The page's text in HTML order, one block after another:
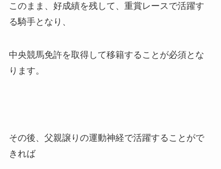
このまま、好成績を残して、重賞レースで活躍す
る騎手となり、
中央競馬免許を取得して移籍することが必須とな
ります。
その後、父親譲りの運動神経で活躍することがで
きれば